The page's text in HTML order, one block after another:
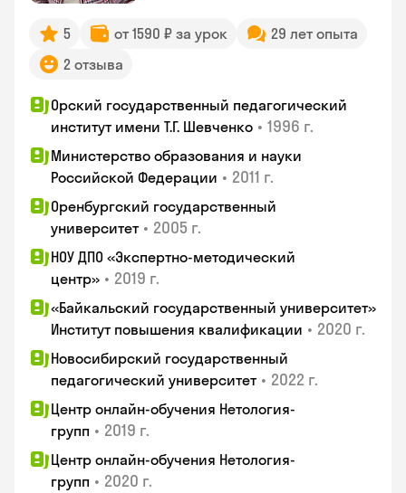
5 от 1590 ₽ за урок
29 лет опыта
2 отзыва
Орский государственный педагогический
институт имени Т.Г. Шевченко • 1996 г.
Министерство образования и науки
Российской Федерации • 2011 г.
Оренбургский государственный
университет • 2005 г.
НОУ ДПО «Экспертно-методический
центр» • 2019 г.
«Байкальский государственный университет»
Институт повышения квалификации • 2020 г.
Новосибирский государственный
педагогический университет • 2022 г.
Центр онлайн-обучения Нетология-
групп • 2019 г.
Центр онлайн-обучения Нетология-
групп • 2020 г.